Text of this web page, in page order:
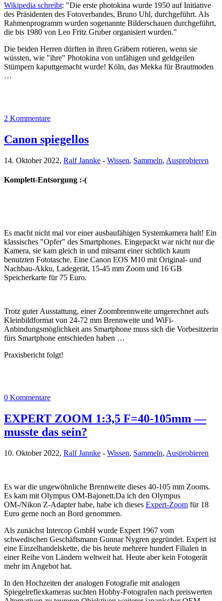
Wikipedia schreibt: "Die erste photokina wurde 1950 auf Initiative
des Präsidenten des Fotoverbandes, Bruno Uhl, durchgeführt. Als
Rahmenprogramm wurden sogenannte Bilderschauen durchgeführt,
die bis 1980 von Leo Fritz Gruber organisiert wurden."
Die beiden Herren dürften in ihren Gräbern rotieren, wenn sie
wüssten, wie "ihre" Photokina von unfähigen und geldgeilen
Stümpern kaputtgemacht wurde! Köln, das Mekka für Brautmoden
…
2 Kommentare
Canon spiegellos
14. Oktober 2022, Ralf Jannke - Wissen, Sammeln, Ausprobieren
Komplett-Entsorgung :-(
Es macht nicht mal vor einer ausbaufähigen Systemkamera halt! Ein
klassisches "Opfer" des Smartphones. Eingepackt war nicht nur die
Kamera, sie kam gleich in und mitsamt einer sichtlich kaum
benutzten Fototasche. Eine Canon EOS M10 mit Original- und
Nachbau-Akku, Ladegerät, 15-45 mm Zoom und 16 GB
Speicherkarte für 75 Euro.
Trotz guter Ausstattung, einer Zoombrennweite umgerechnet aufs
Kleinbildformat von 24-72 mm Brennweite und WiFi-
Anbindungsmöglichkeit ans Smartphone muss sich die Vorbesitzerin
fürs Smartphone entschieden haben …
Praxisbericht folgt!
0 Kommentare
EXPERT ZOOM 1:3,5 F=40-105mm —
musste das sein?
10. Oktober 2022, Ralf Jannke - Wissen, Sammeln, Ausprobieren
Es war die ungewöhnliche Brennweite dieses 40-105 mm Zooms.
Es kam mit Olympus OM-Bajonett.Da ich den Olympus
OM-/Nikon Z-Adapter habe, habe ich dieses Expert-Zoom für 18
Euro gerne noch an Bord genommen.
Als zunächst Intercop GmbH wurde Expert 1967 vom
schwedischen Geschäftsmann Gunnar Nygren gegründet. Expert ist
eine Einzelhandelskette, die bis heute mehrere hundert Filialen in
einer Reihe von Ländern weltweit hat. Heute aber kein Fotogerät
mehr im Angebot hat.
In den Hochzeiten der analogen Fotografie mit analogen
Spiegelreflexkameras suchten Hobby-Fotografen nach preiswerten